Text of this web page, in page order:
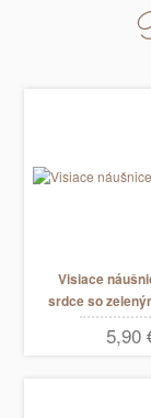
Visiace
srdce so
5,90